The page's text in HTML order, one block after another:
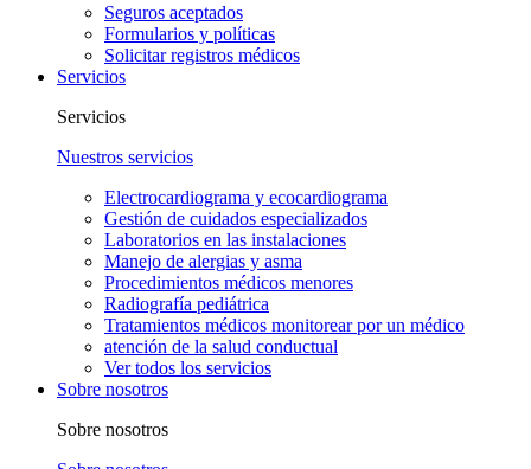
Seguros aceptados
Formularios y políticas
Solicitar registros médicos
Servicios
Servicios
Nuestros servicios
Electrocardiograma y ecocardiograma
Gestión de cuidados especializados
Laboratorios en las instalaciones
Manejo de alergias y asma
Procedimientos médicos menores
Radiografía pediátrica
Tratamientos médicos monitorear por un médico
atención de la salud conductual
Ver todos los servicios
Sobre nosotros
Sobre nosotros